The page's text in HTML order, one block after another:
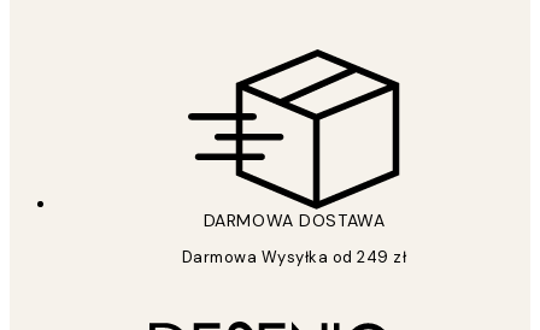
DARMOWA DOSTAWA
Darmowa Wysyłka od 249 zł